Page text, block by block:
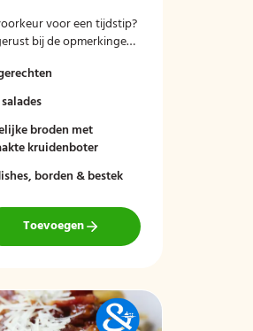
voor een tijdstip?
bij de opmerkingen
broden met
kruidenboter
borden & bestek
Toevoegen